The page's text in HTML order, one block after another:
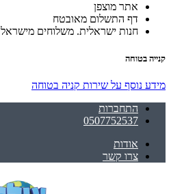
אתר מוצפן
דף התשלום מאובטח
חנות ישראלית. משלוחים מישראל
קנייה בטוחה
מידע נוסף על שירות קניה בטוחה
התחברות
0507752537
אודות
צרו קשר